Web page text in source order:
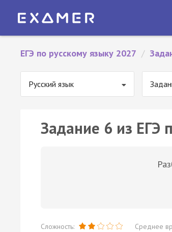
ЕГЭ по русскому языку 2027 /
Русский язык
Задание 6 из ЕГЭ
Сложность: Среднее